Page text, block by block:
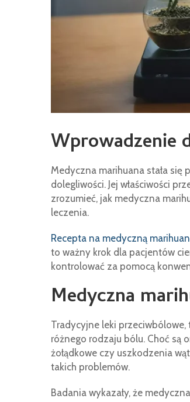
Wprowadzenie
Medyczna marihuana stała
dolegliwości. Jej właściwości
zrozumieć, jak medyczna
leczenia.
Recepta na medyczną
to ważny krok dla pacjentów
kontrolować za pomocą
Medyczna
Tradycyjne leki
różnego rodzaju bólu. Choć są
żołądkowe czy uszkodzenia
takich problemów.
Badania wykazały, że